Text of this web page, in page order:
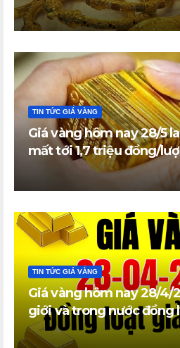
vàng nhẫn trong nước đi
TIN TỨC GIÁ VÀNG
Giá vàng hôm nay 28/5
mất tới 1,7 triệu đồng/
TIN TỨC GIÁ VÀNG
Giá vàng hôm nay 28/4/
giới và trong nước đồng